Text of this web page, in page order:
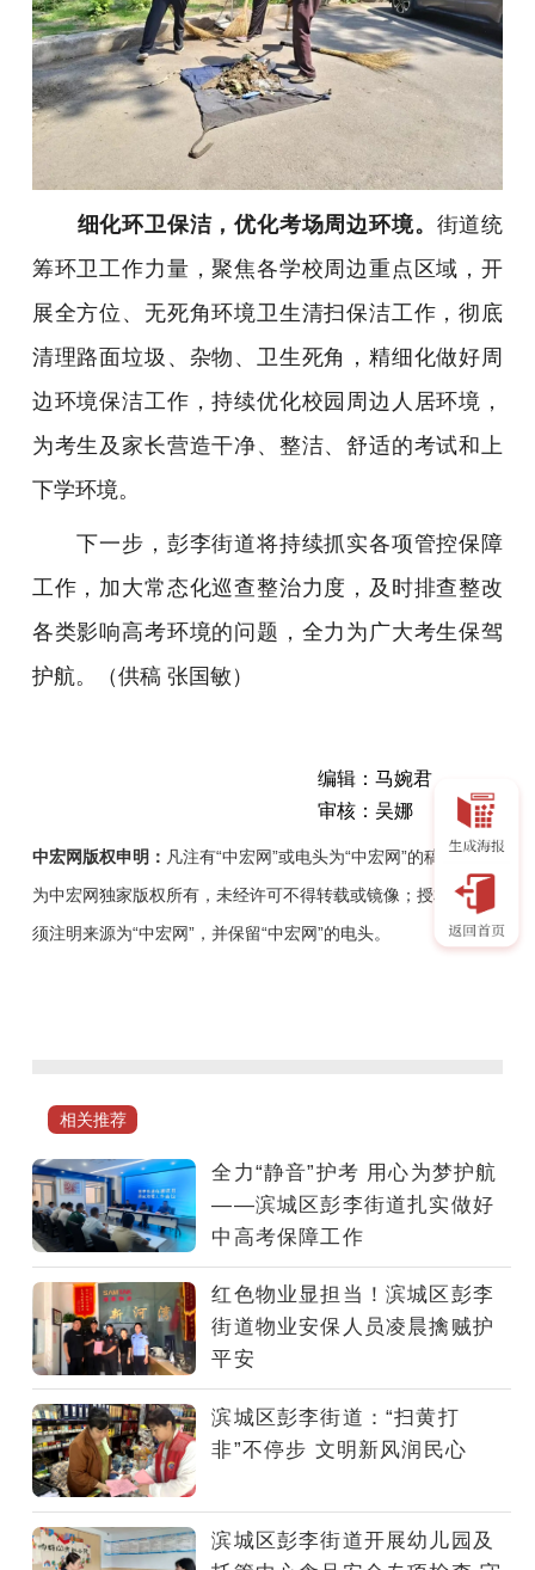
细化环卫保洁，优化考场周边环境。 街道统
筹环卫工作力量，聚焦各学校周边重点区域，开
展全方位、无死角环境卫生清扫保洁工作，彻底
清理路面垃圾、杂物、卫生死角，精细化做好周
边环境保洁工作，持续优化校园周边人居环境，
为考生及家长营造干净、整洁、舒适的考试和上
下学环境。
下一步，彭李街道将持续抓实各项管控保障
工作，加大常态化巡查整治力度，及时排查整改
各类影响高考环境的问题，全力为广大考生保驾
护航。（供稿 张国敏）
编辑：马婉君
审核：吴娜
中宏网版权申明： 凡注有“中宏网”或电头为“中宏网”的稿件，均
为中宏网独家版权所有，未经许可不得转载或镜像；授权转载必
须注明来源为“中宏网”，并保留“中宏网”的电头。
市
城
区
彭
李
街
道
聚
焦
噪
声
管
控、
环
境
相关推荐
全力“静音”护考 用心为梦护航
——滨城区彭李街道扎实做好
中高考保障工作
红色物业显担当！滨城区彭李
街道物业安保人员凌晨擒贼护
平安
滨城区彭李街道：“扫黄打
非”不停步 文明新风润民心
滨城区彭李街道开展幼儿园及